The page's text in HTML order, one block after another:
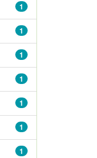
1
1
1
1
1
1
1